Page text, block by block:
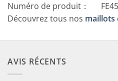
Numéro de produit：
Découvrez tous nos maillots
AVIS RÉCENTS